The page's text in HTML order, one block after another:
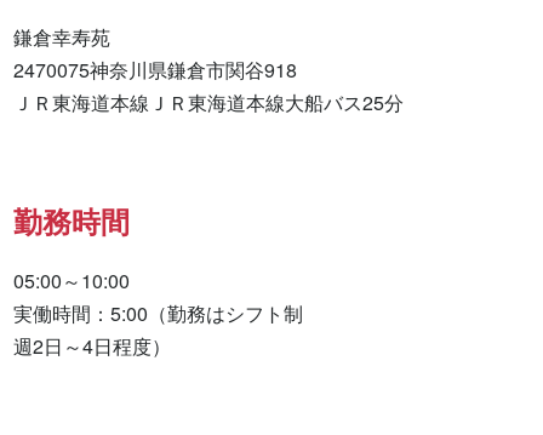
鎌倉幸寿苑
2470075神奈川県鎌倉市関谷918
ＪＲ東海道本線ＪＲ東海道本線大船バス25分
勤務時間
05:00～10:00
実働時間：5:00（勤務はシフト制
週2日～4日程度）